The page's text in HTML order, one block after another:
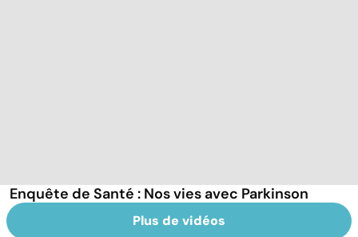
Enquête de Santé : Nos vies avec Parkinson
Plus de vidéos